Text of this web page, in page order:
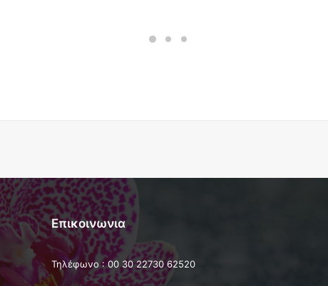
Επικοινωνια
Τηλέφωνο : 00 30 22730 62520